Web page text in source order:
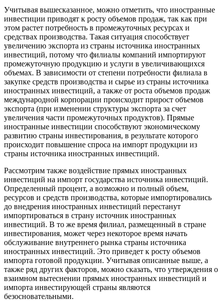
Учитывая вышесказанное, можно отметить, что иностранные
инвестиции приводят к росту объемов продаж, так как при
этом растет потребность в промежуточных ресурсах и
средствах производства. Такая ситуация способствует
увеличению экспорта из страны источника иностранных
инвестиций, потому что филиалы компаний импортируют
промежуточную продукцию и услуги в увеличивающихся
объемах. В зависимости от степени потребности филиала в
закупке средств производства и сырье из страны источника
иностранных инвестиций, а также от роста объемов продаж
международной корпорации происходит прирост объемов
экспорта (при изменении структуры экспорта за счет
увеличения части промежуточных продуктов). Прямые
иностранные инвестиции способствуют экономическому
развитию страны инвестирования, в результате которого
происходит повышение спроса на импорт продукции из
страны источника иностранных инвестиций.
Рассмотрим также воздействие прямых иностранных
инвестиций на импорт государства источника инвестиций.
Определенный процент, а возможно и полный объем,
ресурсов и средств производства, которые импортировались
до внедрения иностранных инвестиций перестанут
импортироваться в страну источник иностранных
инвестиций. В то же время филиал, размещенный в стране
инвестирования, может через некоторое время начать
обслуживание внутреннего рынка страны источника
иностранных инвестиций. Это приведет к росту объемов
импорта готовой продукции. Учитывая описанные выше, а
также ряд других факторов, можно сказать, что утверждения о
взаимном вытеснении прямых иностранных инвестиций и
импорта инвестирующей страны являются
безосновательными.